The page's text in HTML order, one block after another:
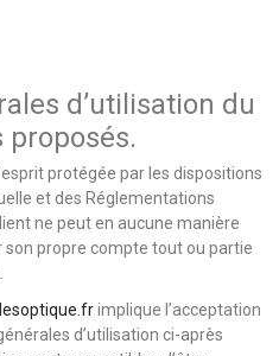
d’utilisation du
proposés.
protégée par les dispositions
et des Réglementations
ne peut en aucune manière
propre compte tout ou partie
implique l’acceptation
d’utilisation ci-après